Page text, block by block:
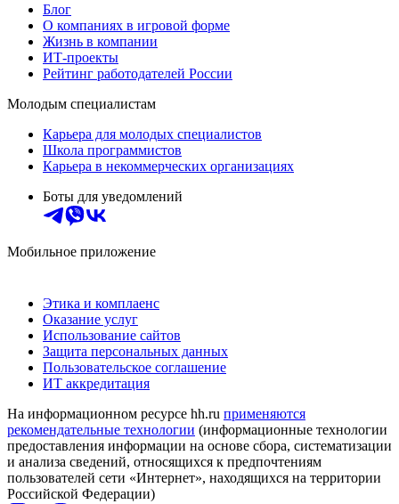
Блог
О компаниях в игровой форме
Жизнь в компании
ИТ-проекты
Рейтинг работодателей России
Молодым специалистам
Карьера для молодых специалистов
Школа программистов
Карьера в некоммерческих организациях
Боты для уведомлений
Мобильное приложение
Этика и комплаенс
Оказание услуг
Использование сайтов
Защита персональных данных
Пользовательское соглашение
ИТ аккредитация
На информационном ресурсе hh.ru применяются
рекомендательные технологии (информационные технологии
предоставления информации на основе сбора, систематизации
и анализа сведений, относящихся к предпочтениям
пользователей сети «Интернет», находящихся на территории
Российской Федерации)